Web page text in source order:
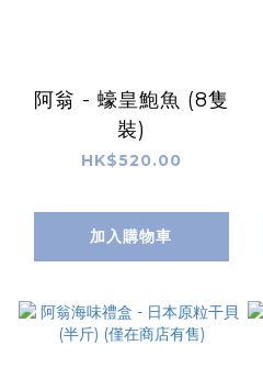
阿翁 - 蠔皇鮑魚 (8隻
裝)
HK$520.00
加入購物車